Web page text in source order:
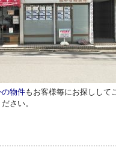
の物件もお客様毎にお探しして
さい。